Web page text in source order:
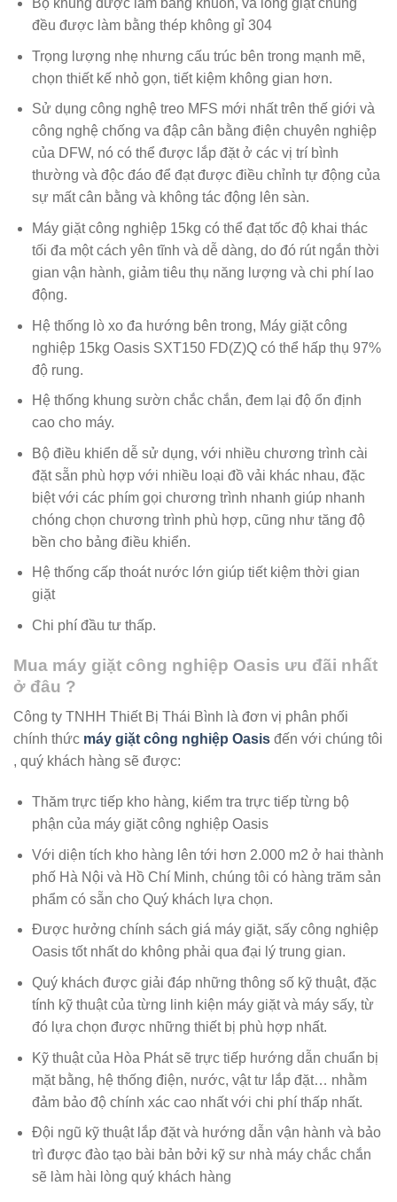
Bộ khung được làm bằng khuôn, và lồng giặt chúng
đều được làm bằng thép không gỉ 304
Trọng lượng nhẹ nhưng cấu trúc bên trong mạnh mẽ,
chọn thiết kế nhỏ gọn, tiết kiệm không gian hơn.
Sử dụng công nghệ treo MFS mới nhất trên thế giới và
công nghệ chống va đập cân bằng điện chuyên nghiệp
của DFW, nó có thể được lắp đặt ở các vị trí bình
thường và độc đáo để đạt được điều chỉnh tự động của
sự mất cân bằng và không tác động lên sàn.
Máy giặt công nghiệp 15kg có thể đạt tốc độ khai thác
tối đa một cách yên tĩnh và dễ dàng, do đó rút ngắn thời
gian vận hành, giảm tiêu thụ năng lượng và chi phí lao
động.
Hệ thống lò xo đa hướng bên trong, Máy giặt công
nghiệp 15kg Oasis SXT150 FD(Z)Q có thể hấp thụ 97%
độ rung.
Hệ thống khung sườn chắc chắn, đem lại độ ổn định
cao cho máy.
Bộ điều khiển dễ sử dụng, với nhiều chương trình cài
đặt sẵn phù hợp với nhiều loại đồ vải khác nhau, đặc
biệt với các phím gọi chương trình nhanh giúp nhanh
chóng chọn chương trình phù hợp, cũng như tăng độ
bền cho bảng điều khiển.
Hệ thống cấp thoát nước lớn giúp tiết kiệm thời gian
giặt
Chi phí đầu tư thấp.
Mua máy giặt công nghiệp Oasis ưu đãi nhất
ở đâu ?
Công ty TNHH Thiết Bị Thái Bình là đơn vị phân phối
chính thức máy giặt công nghiệp Oasis đến với chúng tôi
, quý khách hàng sẽ được:
Thăm trực tiếp kho hàng, kiểm tra trực tiếp từng bộ
phận của máy giặt công nghiệp Oasis
Với diện tích kho hàng lên tới hơn 2.000 m2 ở hai thành
phố Hà Nội và Hồ Chí Minh, chúng tôi có hàng trăm sản
phẩm có sẵn cho Quý khách lựa chọn.
Được hưởng chính sách giá máy giặt, sấy công nghiệp
Oasis tốt nhất do không phải qua đại lý trung gian.
Quý khách được giải đáp những thông số kỹ thuật, đặc
tính kỹ thuật của từng linh kiện máy giặt và máy sấy, từ
đó lựa chọn được những thiết bị phù hợp nhất.
Kỹ thuật của Hòa Phát sẽ trực tiếp hướng dẫn chuẩn bị
mặt bằng, hệ thống điện, nước, vật tư lắp đặt… nhằm
đảm bảo độ chính xác cao nhất với chi phí thấp nhất.
Đội ngũ kỹ thuật lắp đặt và hướng dẫn vận hành và bảo
trì được đào tạo bài bản bởi kỹ sư nhà máy chắc chắn
sẽ làm hài lòng quý khách hàng